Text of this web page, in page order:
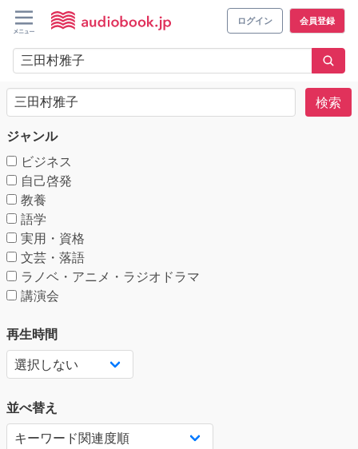
ログイン 会員登録
検索
ジャンル
ビジネス
自己啓発
教養
語学
実用・資格
文芸・落語
ラノベ・アニメ・ラジオドラマ
講演会
再生時間
並べ替え